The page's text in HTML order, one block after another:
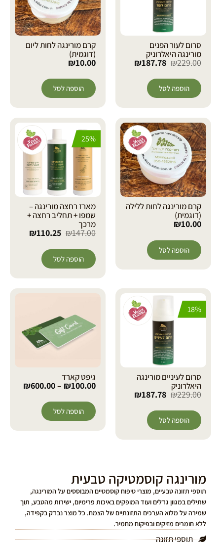
מורינגה קוסמטיקה טבעית
תוספי תזונה טבעיים, מוצרי טיפוח קוסמטיים המבוססים על המורינגה,
שתילים במגוון גדלים ועוד המופקים באיכות פרימיום, ישירות מהטבע, תוך
שמירה על מלוא הערכים התזונתיים של הצמח. כל מוצר נבדק בקפידה,
ללא חומרים מזיקים ובפיקוח מחמיר.
תוספי תזונה
סרום לעור הפנים
מורינגה היאלרוניק
₪229.00
₪187.78
הוספה לסל
קרם מורינגה לחות ליום
(דוגמית)
₪10.00
הוספה לסל
קרם מורינגה לחות ללילה
(דוגמית)
₪10.00
הוספה לסל
25%
מארז רחצה מורינגה –
שמפו + תחליב רחצה +
מרכך
₪147.00
₪110.25
הוספה לסל
18%
סרום לעיניים מורינגה
היאלרוניק
₪229.00
₪187.78
הוספה לסל
גיפט קארד
₪100.00
–
₪600.00
הוספה לסל